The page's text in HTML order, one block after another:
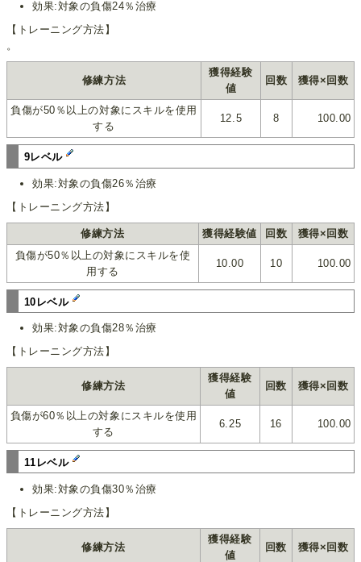
効果:対象の負傷24％治療
【トレーニング方法】
。
修練方法
獲得経験
値
回数 獲得×回数
負傷が50％以上の対象にスキルを使用
する
12.5 8 100.00
9レベル
効果:対象の負傷26％治療
【トレーニング方法】
修練方法 獲得経験値 回数
獲得×回数
負傷が50％以上の対象にスキルを使
用する
10.00 10 100.00
10レベル
効果:対象の負傷28％治療
【トレーニング方法】
修練方法
獲得経験
値
回数 獲得×回数
負傷が60％以上の対象にスキルを使用
する
6.25 16 100.00
11レベル
効果:対象の負傷30％治療
【トレーニング方法】
修練方法
獲得経験
値
回数 獲得×回数